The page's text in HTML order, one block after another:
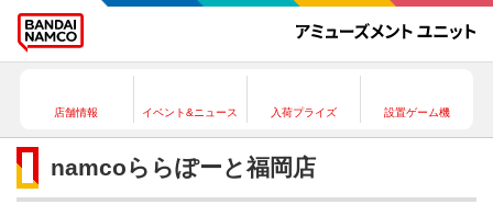
店舗情報 イベント&ニュース 入荷プライズ 設置ゲーム機
namcoららぽーと福岡店